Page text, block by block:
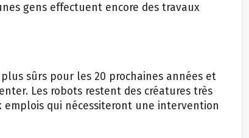
gens effectuent encore des travaux
sûrs pour les 20 prochaines années et
Les robots restent des créatures très
qui nécessiteront une intervention